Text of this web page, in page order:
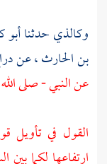
وكالذي حدثنا
بن الحارث، عن
عن النبي - صلى
القول في تأويل
ارتفاعها لكما